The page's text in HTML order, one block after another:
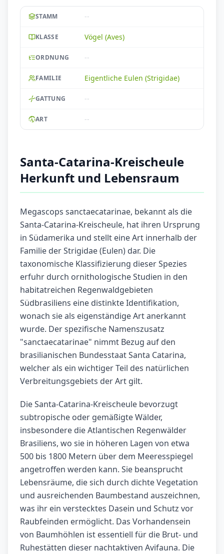
STAMM --
KLASSE Vögel (Aves)
ORDNUNG --
FAMILIE Eigentliche Eulen (Strigidae)
GATTUNG --
ART --
Santa-Catarina-Kreischeule
Herkunft und Lebensraum
Megascops sanctaecatarinae, bekannt als die
Santa-Catarina-Kreischeule, hat ihren Ursprung
in Südamerika und stellt eine Art innerhalb der
Familie der Strigidae (Eulen) dar. Die
taxonomische Klassifizierung dieser Spezies
erfuhr durch ornithologische Studien in den
habitatreichen Regenwaldgebieten
Südbrasiliens eine distinkte Identifikation,
wonach sie als eigenständige Art anerkannt
wurde. Der spezifische Namenszusatz
"sanctaecatarinae" nimmt Bezug auf den
brasilianischen Bundesstaat Santa Catarina,
welcher als ein wichtiger Teil des natürlichen
Verbreitungsgebiets der Art gilt.
Die Santa-Catarina-Kreischeule bevorzugt
subtropische oder gemäßigte Wälder,
insbesondere die Atlantischen Regenwälder
Brasiliens, wo sie in höheren Lagen von etwa
500 bis 1800 Metern über dem Meeresspiegel
angetroffen werden kann. Sie beansprucht
Lebensräume, die sich durch dichte Vegetation
und ausreichenden Baumbestand auszeichnen,
was ihr ein verstecktes Dasein und Schutz vor
Raubfeinden ermöglicht. Das Vorhandensein
von Baumhöhlen ist essentiell für die Brut- und
Ruhestätten dieser nachtaktiven Avifauna. Die